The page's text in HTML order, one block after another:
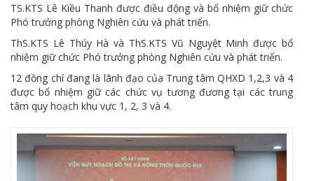
TS.KTS Lê Kiều Thanh được điều động và bổ nhiệm giữ chức
Phó trưởng phòng Nghiên cứu và phát triển.
ThS.KTS Lê Thúy Hà và ThS.KTS Vũ Nguyệt Minh được bổ
nhiệm giữ chức Phó trưởng phòng Nghiên cứu và phát triển.
12 đồng chí đang là lãnh đạo của Trung tâm QHXD 1,2,3 và 4
được bổ nhiệm giữ các chức vụ tương đương tại các trung
tâm quy hoạch khu vực 1, 2, 3 và 4.